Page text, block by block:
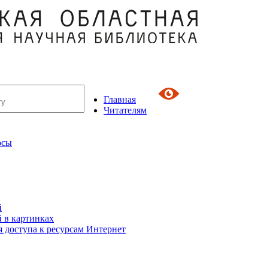
Главная
Читателям
в картинках
доступа к ресурсам Интернет